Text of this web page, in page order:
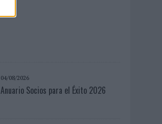
04/08/2026
Anuario Socios para el Éxito 2026